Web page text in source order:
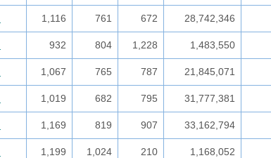
1,116 761 672 28,742,346
932 804 1,228 1,483,550
1,067 765 787 21,845,071
1,019 682 795 31,777,381
1,169 819 907 33,162,794
1,199 1,024 210 1,168,052